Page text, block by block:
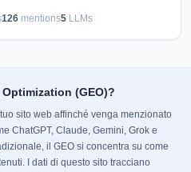
126mentions5LLMs
(GEO)?
sito web affinché venga menzionato
ChatGPT, Claude, Gemini, Grok e
il GEO si concentra su come
I dati di questo sito tracciano